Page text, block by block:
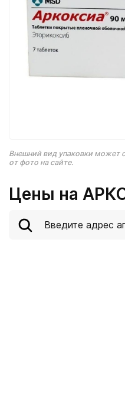
Внешний вид упаковки может
от фото на сайте.
Цены на